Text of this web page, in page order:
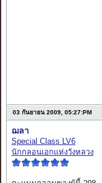
03 กันยายน 2009, 05:27:PM
ฌลา
Special Class LV6
นักกลอนเอกแห่งวังหลวง